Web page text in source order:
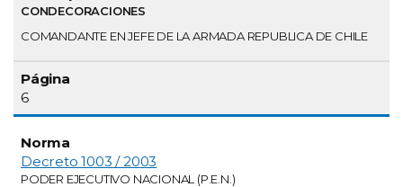
CONDECORACIONES
COMANDANTE EN JEFE DE LA ARMADA REPUBLICA DE CHILE
6
Decreto 1003 / 2003
PODER EJECUTIVO NACIONAL (P.E.N.)